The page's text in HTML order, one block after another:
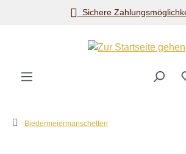
Zum Hauptinhalt springen
Sichere
Biedermeiermanschetten